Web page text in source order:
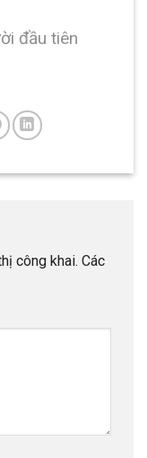
đầu tiên
công khai. Các